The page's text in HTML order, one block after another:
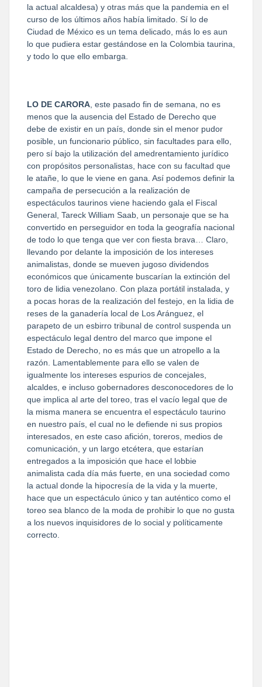
la actual alcaldesa) y otras más que la pandemia en el
curso de los últimos años había limitado. Sí lo de
Ciudad de México es un tema delicado, más lo es aun
lo que pudiera estar gestándose en la Colombia taurina,
y todo lo que ello embarga.
LO DE CARORA , este pasado fin de semana, no es
menos que la ausencia del Estado de Derecho que
debe de existir en un país, donde sin el menor pudor
posible, un funcionario público, sin facultades para ello,
pero sí bajo la utilización del amedrentamiento jurídico
con propósitos personalistas, hace con su facultad que
le atañe, lo que le viene en gana. Así podemos definir la
campaña de persecución a la realización de
espectáculos taurinos viene haciendo gala el Fiscal
General, Tareck William Saab, un personaje que se ha
convertido en perseguidor en toda la geografía nacional
de todo lo que tenga que ver con fiesta brava… Claro,
llevando por delante la imposición de los intereses
animalistas, donde se mueven jugoso dividendos
económicos que únicamente buscarían la extinción del
toro de lidia venezolano. Con plaza portátil instalada, y
a pocas horas de la realización del festejo, en la lidia de
reses de la ganadería local de Los Aránguez, el
parapeto de un esbirro tribunal de control suspenda un
espectáculo legal dentro del marco que impone el
Estado de Derecho, no es más que un atropello a la
razón. Lamentablemente para ello se valen de
igualmente los intereses espurios de concejales,
alcaldes, e incluso gobernadores desconocedores de lo
que implica al arte del toreo, tras el vacío legal que de
la misma manera se encuentra el espectáculo taurino
en nuestro país, el cual no le defiende ni sus propios
interesados, en este caso afición, toreros, medios de
comunicación, y un largo etcétera, que estarían
entregados a la imposición que hace el lobbie
animalista cada día más fuerte, en una sociedad como
la actual donde la hipocresía de la vida y la muerte,
hace que un espectáculo único y tan auténtico como el
toreo sea blanco de la moda de prohibir lo que no gusta
a los nuevos inquisidores de lo social y políticamente
correcto.